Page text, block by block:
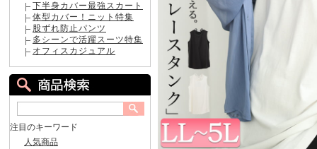
下半身カバー最強スカート
体型カバー！ニット特集
股ずれ防止パンツ
多シーンで活躍スーツ特集
オフィスカジュアル